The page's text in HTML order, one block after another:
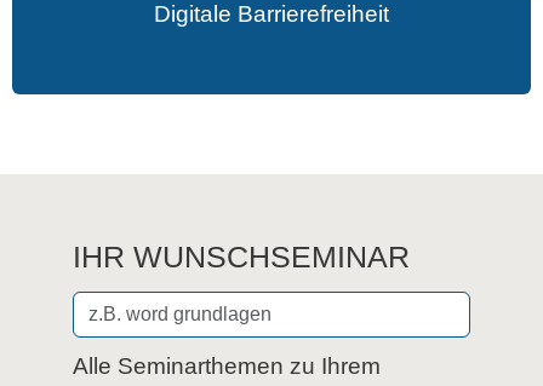
Digitale Barrierefreiheit
IHR WUNSCHSEMINAR
Alle Seminarthemen zu Ihrem